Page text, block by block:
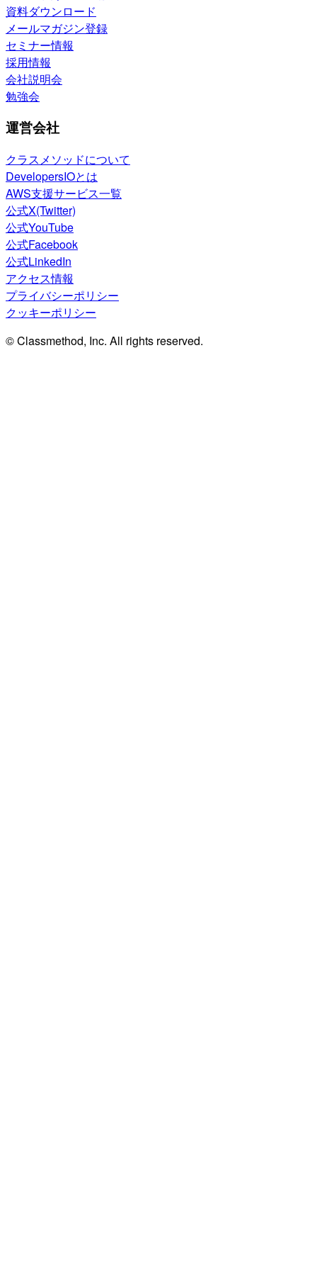
資料ダウンロード
メールマガジン登録
セミナー情報
採用情報
会社説明会
勉強会
運営会社
クラスメソッドについて
DevelopersIOとは
AWS支援サービス一覧
公式X(Twitter)
公式YouTube
公式Facebook
公式LinkedIn
アクセス情報
プライバシーポリシー
クッキーポリシー
© Classmethod, Inc. All rights reserved.